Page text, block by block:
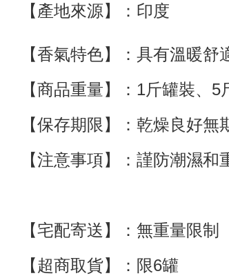
【產地來源】：印度
【香氣特色】：具有溫暖
【商品重量】： 1斤罐裝、5
【保存期限】：乾燥良好無
【注意事項】：謹防潮濕和
【宅配寄送】 ： 無重量限制
【超商取貨】
：限6罐